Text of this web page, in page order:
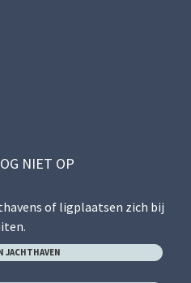
NIET OP
of ligplaatsen zich bij
JACHTHAVEN